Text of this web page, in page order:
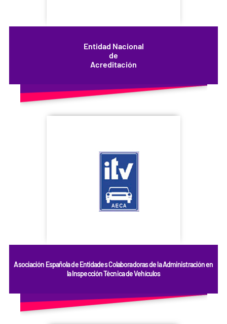
Entidad Nacional
de
Acreditación
Asociación Española de Entidades Colaboradoras de la Administración en
la Inspección Técnica de Vehículos